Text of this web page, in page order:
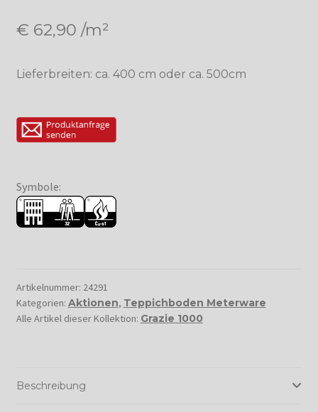
€ 62,90 /m²
Lieferbreiten: ca. 400 cm oder ca. 500cm
Symbole:
Artikelnummer: 24291
Kategorien: Aktionen, Teppichboden Meterware
Alle Artikel dieser Kollektion: Grazie 1000
Beschreibung